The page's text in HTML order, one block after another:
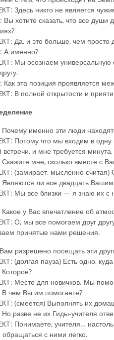
Здесь никто не является
хотите сказать, что все
Да, и это больше, чем просто
А именно?
Мы осознаем универсальную
эта позиция проявляется
В полной открытости и
именно эти люди
Потому что мы входим в одну
встречи, и мне требуется
мне, сколько вместе с
(замирает, мысленно считая)
ли все двадцать
Мы все близки — я знаю их с
у Вас впечатление об
О, мы все помогаем друг
принятые нами решения.
разрешено посещать эти
(долгая пауза) Есть одно,
Место для новичков. Мы
чем Вы им помогаете?
(смеется) Выполнять их
разве не их Гиды-учителя
Понимаете, учителя…
с ними легко.